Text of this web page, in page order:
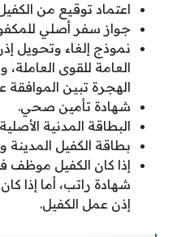
اعتماد توقيع من
جواز سفر أصلي
نموذج إلغاء وتحويل
العامة للقوى
الهجرة تبين الموافقة
شهادة تأمين صحي.
البطاقة المدنية
بطاقة الكفيل المدينة
إذا كان الكفيل
شهادة راتب، أما إذا
إذن عمل الكفيل.